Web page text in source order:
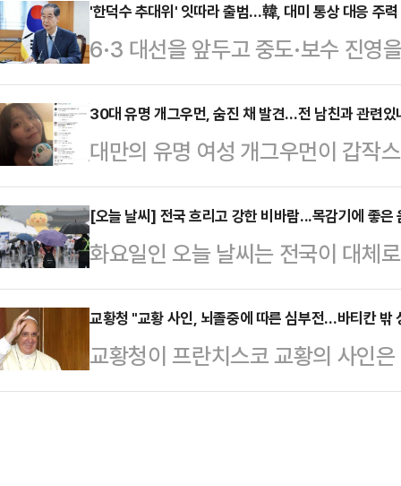
일까지 이어지는 황금연휴가 예정
일이 임시공휴일로 추가 지정되면
는 지난 설 연휴에 임시공휴일을 지
방식의 결정을 기대하고 있다. 설
났던 당시, 정부는 국민 삶의 질 향
정을 제안했다.…
'한덕수 추대위' 잇따라 출범…韓, 대미 통상 대응 주
6·3 대선을 앞두고 중도·보수 진영
는 가운데, 한덕수 대통령 권한대
대응에 주력하는 모습이다.한덕수
차 경제안보전략 태스크포스(TF)
시간으로 오전 8시, 최상목 경제부
센트 재무장관, 제이미슨 그리어
협의'를 개최한다"고 밝혔다.한 대
미…
30대 유명 개그우먼, 숨진 채 발견…전 남친과 관련있
대만의 유명 여성 개그우먼이 갑작
관련된 것 아니냐는 추측이 일고
르면, 대만 스탠드업 코미디언 천
옥상에서 발견됐다.신고를 받고 출
상태였다. 사망 원인은 아직 조사
은 천잔의 SNS 계정을 찾아 애도
날은 그의 생일로, 사망 전 마지막
은 …
[오늘 날씨] 전국 흐리고 강한 비바람...목감기에 좋은
화요일인 오늘 날씨는 전국이 대체
겠다. 기상청은 "전국에 비가 내리
은 비가 내리겠다"고 예보했다.예
10~50mm ▲강원도 10~50mm
광주·전남 20~60mm ▲전북
교황청 "교황 사인, 뇌졸중에 따른 심부전…바티칸 밖
교황청이 프란치스코 교황의 사인
성당 지하에 묻어달라고 유언했다